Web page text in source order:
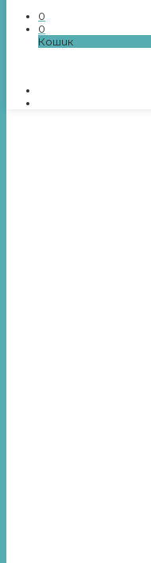
0
0
Кошик